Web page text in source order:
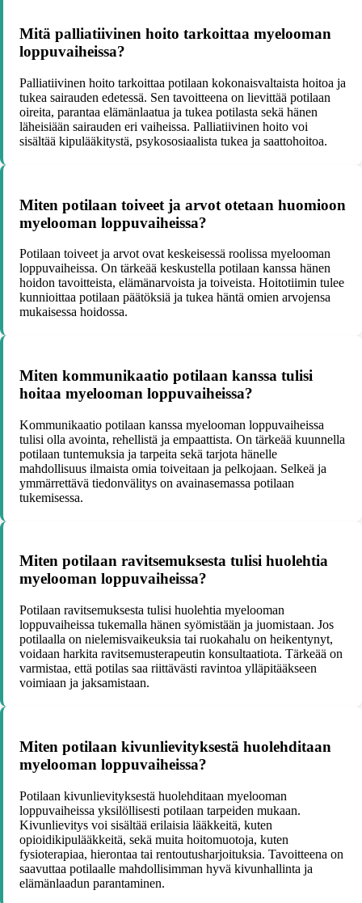
Mitä palliatiivinen hoito tarkoittaa myelooman
loppuvaiheissa?
Palliatiivinen hoito tarkoittaa potilaan kokonaisvaltaista hoitoa ja
tukea sairauden edetessä. Sen tavoitteena on lievittää potilaan
oireita, parantaa elämänlaatua ja tukea potilasta sekä hänen
läheisiään sairauden eri vaiheissa. Palliatiivinen hoito voi
sisältää kipulääkitystä, psykososiaalista tukea ja saattohoitoa.
Miten potilaan toiveet ja arvot otetaan huomioon
myelooman loppuvaiheissa?
Potilaan toiveet ja arvot ovat keskeisessä roolissa myelooman
loppuvaiheissa. On tärkeää keskustella potilaan kanssa hänen
hoidon tavoitteista, elämänarvoista ja toiveista. Hoitotiimin tulee
kunnioittaa potilaan päätöksiä ja tukea häntä omien arvojensa
mukaisessa hoidossa.
Miten kommunikaatio potilaan kanssa tulisi
hoitaa myelooman loppuvaiheissa?
Kommunikaatio potilaan kanssa myelooman loppuvaiheissa
tulisi olla avointa, rehellistä ja empaattista. On tärkeää kuunnella
potilaan tuntemuksia ja tarpeita sekä tarjota hänelle
mahdollisuus ilmaista omia toiveitaan ja pelkojaan. Selkeä ja
ymmärrettävä tiedonvälitys on avainasemassa potilaan
tukemisessa.
Miten potilaan ravitsemuksesta tulisi huolehtia
myelooman loppuvaiheissa?
Potilaan ravitsemuksesta tulisi huolehtia myelooman
loppuvaiheissa tukemalla hänen syömistään ja juomistaan. Jos
potilaalla on nielemisvaikeuksia tai ruokahalu on heikentynyt,
voidaan harkita ravitsemusterapeutin konsultaatiota. Tärkeää on
varmistaa, että potilas saa riittävästi ravintoa ylläpitääkseen
voimiaan ja jaksamistaan.
Miten potilaan kivunlievityksestä huolehditaan
myelooman loppuvaiheissa?
Potilaan kivunlievityksestä huolehditaan myelooman
loppuvaiheissa yksilöllisesti potilaan tarpeiden mukaan.
Kivunlievitys voi sisältää erilaisia lääkkeitä, kuten
opioidikipulääkkeitä, sekä muita hoitomuotoja, kuten
fysioterapiaa, hierontaa tai rentoutusharjoituksia. Tavoitteena on
saavuttaa potilaalle mahdollisimman hyvä kivunhallinta ja
elämänlaadun parantaminen.